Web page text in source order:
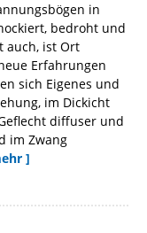
in
bedroht und
auch, ist Ort
Erfahrungen
sich Eigenes und
im Dickicht
diffuser und
im Zwang
]